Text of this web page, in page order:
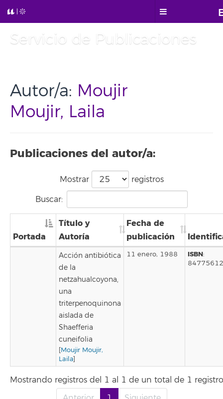
Servicio de Publicaciones
Autor/a: Moujir
Moujir, Laila
Publicaciones del autor/a:
Mostrar
registros
Buscar:
Portada
Título y
Autoría
Fecha de
publicación
Acción antibiótica
de la
netzahualcoyona,
una
triterpenoquinona
aislada de
Shaefferia
cuneifolia
[Moujir Moujir,
Laila]
11 enero, 1988 ISBN:
Mostrando registros del 1 al 1 de un total de 1